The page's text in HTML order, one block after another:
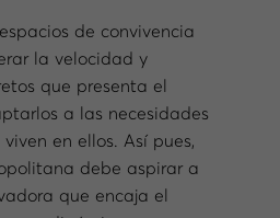
de convivencia
la velocidad y
que presenta el
a las necesidades
en ellos. Así pues,
debe aspirar a
que encaja el